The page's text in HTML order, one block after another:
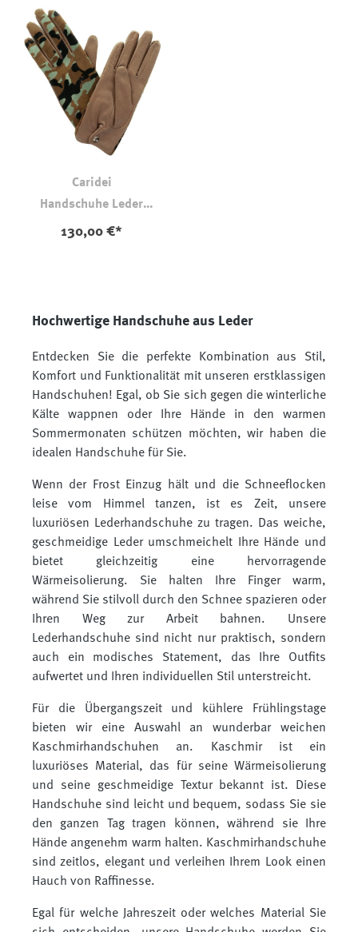
Caridei
Handschuhe Leder
130,00 €*
Hochwertige Handschuhe aus Leder
Entdecken Sie die perfekte Kombination aus Stil,
Komfort und Funktionalität mit unseren erstklassigen
Handschuhen! Egal, ob Sie sich gegen die winterliche
Kälte wappnen oder Ihre Hände in den warmen
Sommermonaten schützen möchten, wir haben die
idealen Handschuhe für Sie.
Wenn der Frost Einzug hält und die Schneeflocken
leise vom Himmel tanzen, ist es Zeit, unsere
luxuriösen Lederhandschuhe zu tragen. Das weiche,
geschmeidige Leder umschmeichelt Ihre Hände und
bietet gleichzeitig eine hervorragende
Wärmeisolierung. Sie halten Ihre Finger warm,
während Sie stilvoll durch den Schnee spazieren oder
Ihren Weg zur Arbeit bahnen. Unsere
Lederhandschuhe sind nicht nur praktisch, sondern
auch ein modisches Statement, das Ihre Outfits
aufwertet und Ihren individuellen Stil unterstreicht.
Für die Übergangszeit und kühlere Frühlingstage
bieten wir eine Auswahl an wunderbar weichen
Kaschmirhandschuhen an. Kaschmir ist ein
luxuriöses Material, das für seine Wärmeisolierung
und seine geschmeidige Textur bekannt ist. Diese
Handschuhe sind leicht und bequem, sodass Sie sie
den ganzen Tag tragen können, während sie Ihre
Hände angenehm warm halten. Kaschmirhandschuhe
sind zeitlos, elegant und verleihen Ihrem Look einen
Hauch von Raffinesse.
Egal für welche Jahreszeit oder welches Material Sie